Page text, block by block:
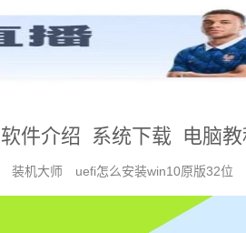
软件介绍 系统下载 电脑
装机大师 uefi怎么安装win10原版32位